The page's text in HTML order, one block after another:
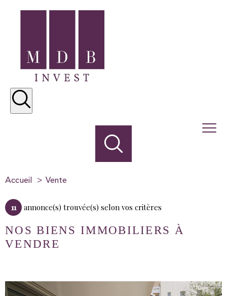
Accueil Vente
11 annonce(s) trouvée(s) selon vos critères
NOS BIENS IMMOBILIERS À
VENDRE